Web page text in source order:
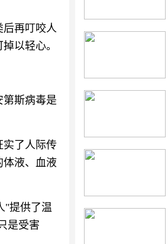
后再叮咬人
以轻心。
斯病毒是
实了人际传
液、血液
"提供了温
是受害